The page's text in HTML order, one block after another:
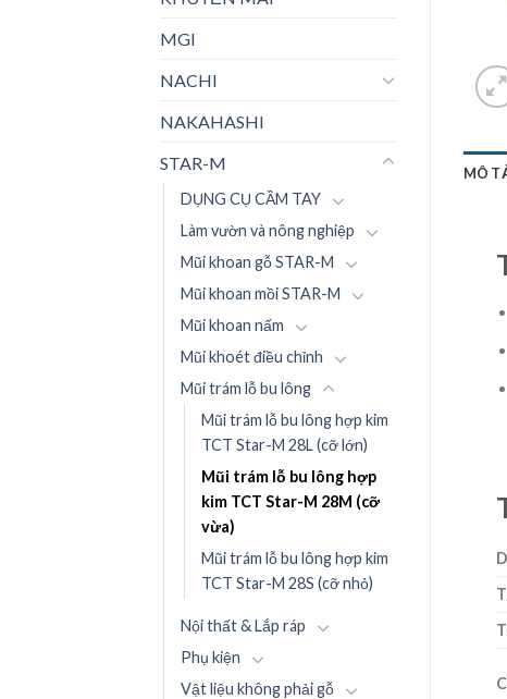
MGI
NACHI
NAKAHASHI
STAR-M
DỤNG CỤ CẦM TAY
Làm vườn và nông nghiệp
Mũi khoan gỗ STAR-M
Mũi khoan mồi STAR-M
Mũi khoan nấm
Mũi khoét điều chỉnh
Mũi trám lỗ bu lông
Mũi trám lỗ bu lông hợp kim
TCT Star-M 28L (cỡ lớn)
Mũi trám lỗ bu lông hợp
kim TCT Star-M 28M (cỡ
vừa)
Mũi trám lỗ bu lông hợp kim
TCT Star-M 28S (cỡ nhỏ)
Nội thất & Lắp ráp
Phụ kiện
Vật liệu không phải gỗ
MÔ